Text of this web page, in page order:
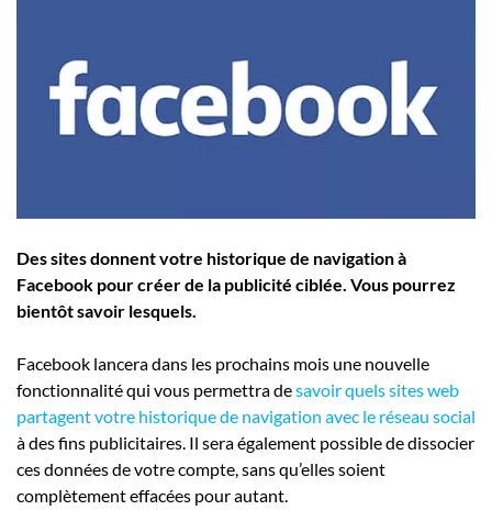
Des sites donnent votre historique de navigation à
Facebook pour créer de la publicité ciblée. Vous pourrez
bientôt savoir lesquels.
Facebook lancera dans les prochains mois une nouvelle
fonctionnalité qui vous permettra desavoir quels sites web
partagent votre historique de navigation avec le réseau social
à des fins publicitaires. Il sera également possible de dissocier
ces données de votre compte, sans qu’elles soient
complètement effacées pour autant.